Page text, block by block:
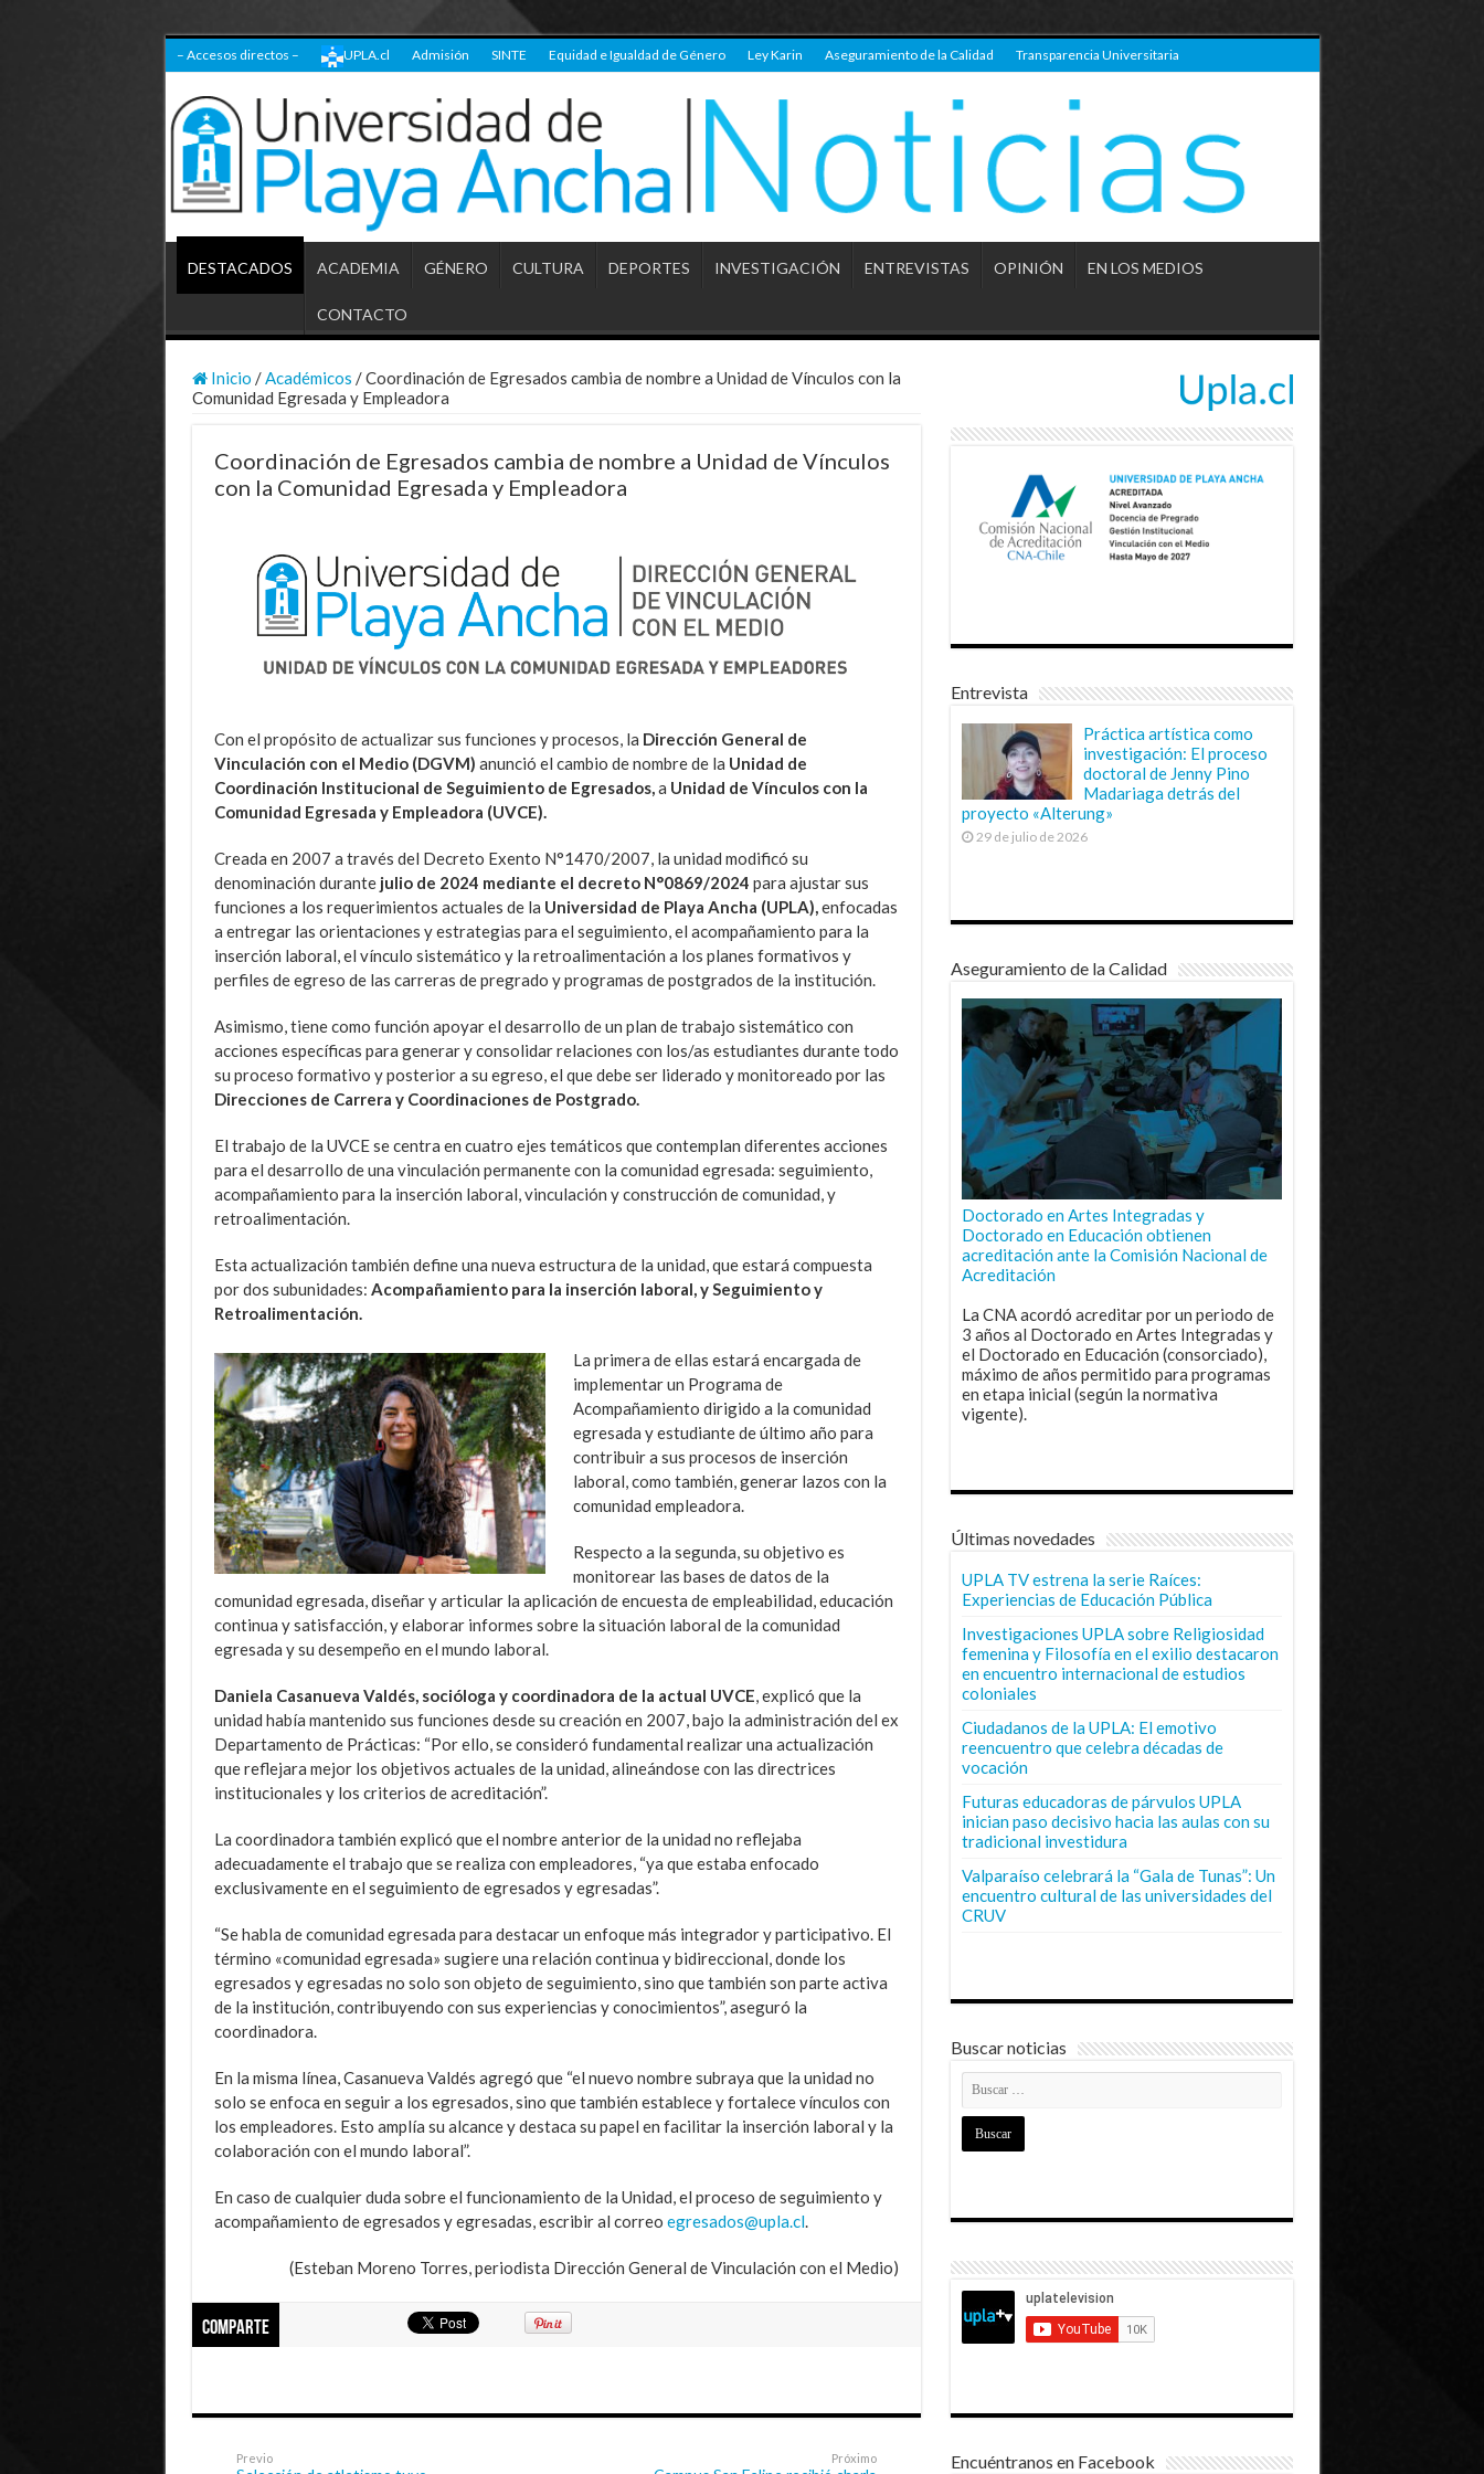
– Accesos directos – UPLA.cl Admisión SINTE Equidad e Igualdad de Género Ley Karin Aseguramiento de la Calidad Transparencia Universitaria
DESTACADOS ACADEMIA GÉNERO CULTURA DEPORTES INVESTIGACIÓN ENTREVISTAS OPINIÓN EN LOS MEDIOS
CONTACTO
Inicio / Académicos /Coordinación de Egresados cambia de nombre a Unidad de Vínculos con la
Comunidad Egresada y Empleadora
Coordinación de Egresados cambia de nombre a Unidad de Vínculos
con la Comunidad Egresada y Empleadora
Con el propósito de actualizar sus funciones y procesos, la Dirección General de
Vinculación con el Medio (DGVM) anunció el cambio de nombre de la Unidad de
Coordinación Institucional de Seguimiento de Egresados, a Unidad de Vínculos con la
Comunidad Egresada y Empleadora (UVCE).
Creada en 2007 a través del Decreto Exento N°1470/2007, la unidad modificó su
denominación durante julio de 2024 mediante el decreto N°0869/2024 para ajustar sus
funciones a los requerimientos actuales de la Universidad de Playa Ancha (UPLA), enfocadas
a entregar las orientaciones y estrategias para el seguimiento, el acompañamiento para la
inserción laboral, el vínculo sistemático y la retroalimentación a los planes formativos y
perfiles de egreso de las carreras de pregrado y programas de postgrados de la institución.
Asimismo, tiene como función apoyar el desarrollo de un plan de trabajo sistemático con
acciones específicas para generar y consolidar relaciones con los/as estudiantes durante todo
su proceso formativo y posterior a su egreso, el que debe ser liderado y monitoreado por las
Direcciones de Carrera y Coordinaciones de Postgrado.
El trabajo de la UVCE se centra en cuatro ejes temáticos que contemplan diferentes acciones
para el desarrollo de una vinculación permanente con la comunidad egresada: seguimiento,
acompañamiento para la inserción laboral, vinculación y construcción de comunidad, y
retroalimentación.
Esta actualización también define una nueva estructura de la unidad, que estará compuesta
por dos subunidades: Acompañamiento para la inserción laboral, y Seguimiento y
Retroalimentación.
La primera de ellas estará encargada de
implementar un Programa de
Acompañamiento dirigido a la comunidad
egresada y estudiante de último año para
contribuir a sus procesos de inserción
laboral, como también, generar lazos con la
comunidad empleadora.
Respecto a la segunda, su objetivo es
monitorear las bases de datos de la
comunidad egresada, diseñar y articular la aplicación de encuesta de empleabilidad, educación
continua y satisfacción, y elaborar informes sobre la situación laboral de la comunidad
egresada y su desempeño en el mundo laboral.
Daniela Casanueva Valdés, socióloga y coordinadora de la actual UVCE , explicó que la
unidad había mantenido sus funciones desde su creación en 2007, bajo la administración del ex
Departamento de Prácticas: “Por ello, se consideró fundamental realizar una actualización
que reflejara mejor los objetivos actuales de la unidad, alineándose con las directrices
institucionales y los criterios de acreditación”.
La coordinadora también explicó que el nombre anterior de la unidad no reflejaba
adecuadamente el trabajo que se realiza con empleadores, “ya que estaba enfocado
exclusivamente en el seguimiento de egresados y egresadas”.
“Se habla de comunidad egresada para destacar un enfoque más integrador y participativo. El
término «comunidad egresada» sugiere una relación continua y bidireccional, donde los
egresados y egresadas no solo son objeto de seguimiento, sino que también son parte activa
de la institución, contribuyendo con sus experiencias y conocimientos”, aseguró la
coordinadora.
En la misma línea, Casanueva Valdés agregó que “el nuevo nombre subraya que la unidad no
solo se enfoca en seguir a los egresados, sino que también establece y fortalece vínculos con
los empleadores. Esto amplía su alcance y destaca su papel en facilitar la inserción laboral y la
colaboración con el mundo laboral”.
En caso de cualquier duda sobre el funcionamiento de la Unidad, el proceso de seguimiento y
acompañamiento de egresados y egresadas, escribir al correo egresados@upla.cl.
(Esteban Moreno Torres, periodista Dirección General de Vinculación con el Medio)
Comparte
Previo Próximo
Entrevista
Práctica artística como
investigación: El proceso
doctoral de Jenny Pino
Madariaga detrás del
proyecto «Alterung»
29 de julio de 2026
Aseguramiento de la Calidad
Doctorado en Artes Integradas y
Doctorado en Educación obtienen
acreditación ante la Comisión Nacional de
Acreditación
La CNA acordó acreditar por un periodo de
3 años al Doctorado en Artes Integradas y
el Doctorado en Educación (consorciado),
máximo de años permitido para programas
en etapa inicial (según la normativa
vigente).
Últimas novedades
UPLA TV estrena la serie Raíces:
Experiencias de Educación Pública
Investigaciones UPLA sobre Religiosidad
femenina y Filosofía en el exilio destacaron
en encuentro internacional de estudios
coloniales
Ciudadanos de la UPLA: El emotivo
reencuentro que celebra décadas de
vocación
Futuras educadoras de párvulos UPLA
inician paso decisivo hacia las aulas con su
tradicional investidura
Valparaíso celebrará la “Gala de Tunas”: Un
encuentro cultural de las universidades del
CRUV
Buscar noticias
Encuéntranos en Facebook